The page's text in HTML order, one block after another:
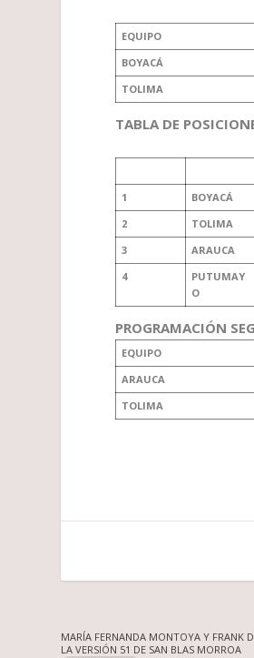
EQUIPO
BOYACÁ
TOLIMA
TABLA DE
1
BOYACÁ
2
TOLIMA
3
ARAUCA
4
PUTUMAY
O
PROGRAMACIÓN
EQUIPO
ARAUCA
TOLIMA
MARÍA FERNANDA MONTOYA Y FRANK
LA VERSIÓN 51 DE SAN BLAS MORROA